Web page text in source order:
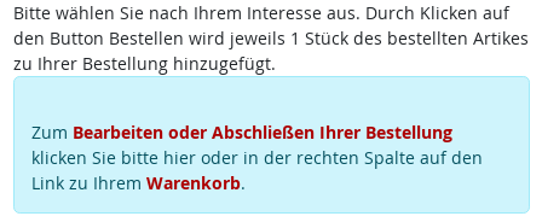
Bitte wählen Sie nach Ihrem Interesse aus. Durch Klicken auf
den Button Bestellen wird jeweils 1 Stück des bestellten Artikes
zu Ihrer Bestellung hinzugefügt.
Zum Bearbeiten oder Abschließen Ihrer Bestellung
klicken Sie bitte hier oder in der rechten Spalte auf den
Link zu Ihrem Warenkorb.